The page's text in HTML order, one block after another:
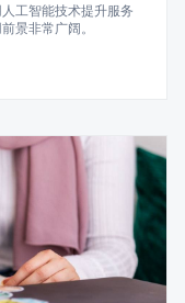
工智能技术提升服务
景非常广阔。